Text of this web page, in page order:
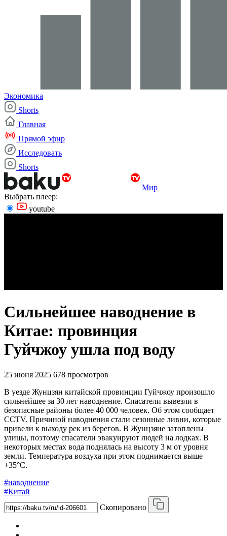
Экономика
Shorts
Главная
Прямой эфир
Исследовать
Shorts
Мир
Выбрать плеер:
youtube
Сильнейшее наводнение в
Китае: провинция
Гуйчжоу ушла под воду
25 июня 2025 678 просмотров
В уезде Жунцзян китайской провинции Гуйчжоу произошло
сильнейшее за 30 лет наводнение. Спасатели вывезли в
безопасные районы более 40 000 человек. Об этом сообщает
CCTV. Причиной наводнения стали сезонные ливни, которые
привели к выходу рек из берегов. В Жунцзяне затоплены
улицы, поэтому спасатели эвакуируют людей на лодках. В
некоторых местах вода поднялась на высоту 3 м от уровня
земли. Температура воздуха при этом поднимается выше
+35°С.
#наводнение
#Китай
Скопировано